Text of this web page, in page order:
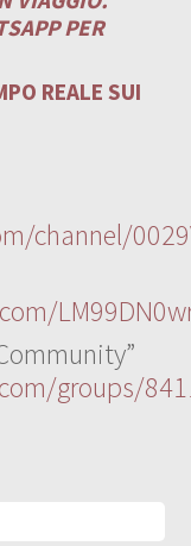
PER
REALE SUI
channel/
groups/